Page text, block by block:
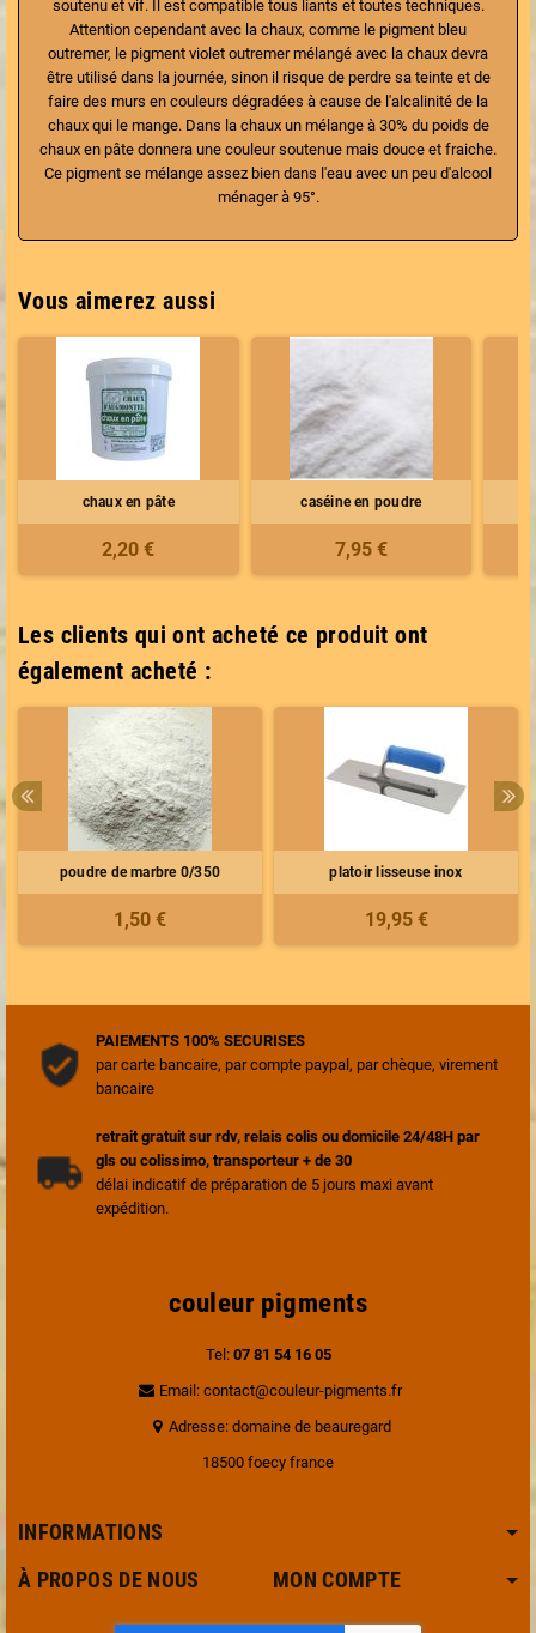
soutenu et vif. Il est compatible tous liants et toutes techniques.
Attention cependant avec la chaux, comme le pigment bleu
outremer, le pigment violet outremer mélangé avec la chaux devra
être utilisé dans la journée, sinon il risque de perdre sa teinte et de
faire des murs en couleurs dégradées à cause de l'alcalinité de la
chaux qui le mange. Dans la chaux un mélange à 30% du poids de
chaux en pâte donnera une couleur soutenue mais douce et fraiche.
Ce pigment se mélange assez bien dans l'eau avec un peu d'alcool
ménager à 95°.
Vous aimerez aussi
chaux en pâte
2,20 €
caséine en poudre
7,95 €
Les clients qui ont acheté ce produit ont
également acheté :
poudre de marbre 0/350
1,50 €
platoir lisseuse inox
19,95 €
PAIEMENTS 100% SECURISES
par carte bancaire, par compte paypal, par chèque, virement
bancaire
retrait gratuit sur rdv, relais colis ou domicile 24/48H par
gls ou colissimo, transporteur + de 30
délai indicatif de préparation de 5 jours maxi avant
expédition.
couleur pigments
Tel: 07 81 54 16 05
Email: contact@couleur-pigments.fr
Adresse: domaine de beauregard
18500 foecy france
INFORMATIONS
À PROPOS DE NOUS MON COMPTE